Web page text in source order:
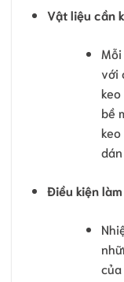
Vật liệu cần
với
bề
Điều kiện